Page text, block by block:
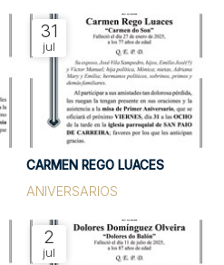
31
jul
CARMEN REGO LUACES
ANIVERSARIOS
2
jul